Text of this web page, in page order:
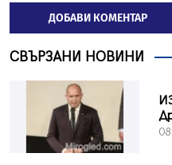
ДОБАВИ КОМЕНТАР
СВЪРЗАНИ НОВИНИ